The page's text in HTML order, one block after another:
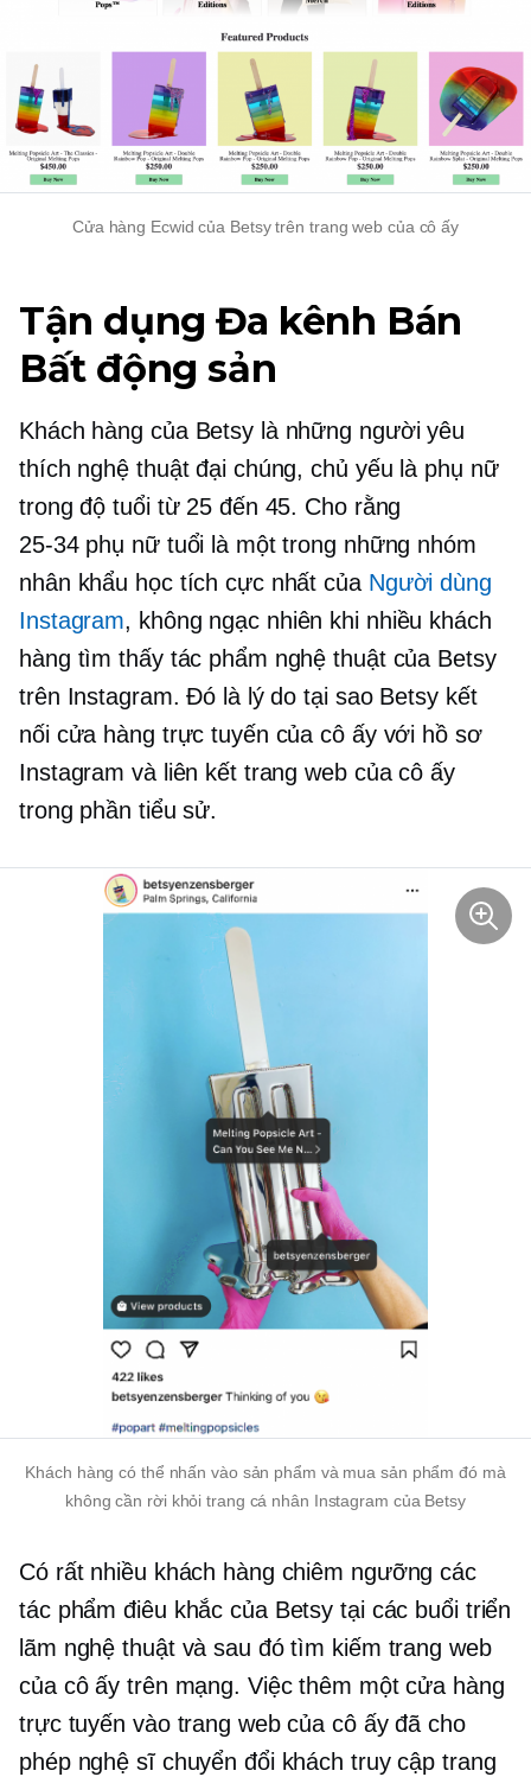
Cửa hàng Ecwid của Betsy trên trang web của cô ấy
Tận dụngĐa kênh Bán
Bất động sản
Khách hàng của Betsy là những người yêu
thích nghệ thuật đại chúng, chủ yếu là phụ nữ
trong độ tuổi từ 25 đến 45. Cho rằng
25-34phụ nữ tuổi là một trong những nhóm
nhân khẩu học tích cực nhất của Người dùng
Instagram, không ngạc nhiên khi nhiều khách
hàng tìm thấy tác phẩm nghệ thuật của Betsy
trên Instagram. Đó là lý do tại sao Betsy kết
nối cửa hàng trực tuyến của cô ấy với hồ sơ
Instagram và liên kết trang web của cô ấy
trong phần tiểu sử.
Khách hàng có thể nhấn vào sản phẩm và mua sản phẩm đó mà
không cần rời khỏi trang cá nhân Instagram của Betsy
Có rất nhiều khách hàng chiêm ngưỡng các
tác phẩm điêu khắc của Betsy tại các buổi triển
lãm nghệ thuật và sau đó tìm kiếm trang web
của cô ấy trên mạng. Việc thêm một cửa hàng
trực tuyến vào trang web của cô ấy đã cho
phép nghệ sĩ chuyển đổi khách truy cập trang